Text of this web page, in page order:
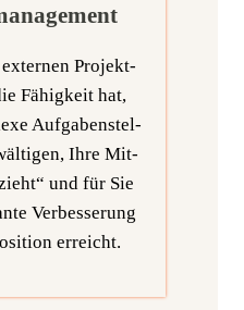
exter­nen Pro­jekt­
Fähig­keit hat,
Auf­ga­ben­stel­
Ihre Mit­
und für Sie
Ver­bes­se­rung
erreicht.